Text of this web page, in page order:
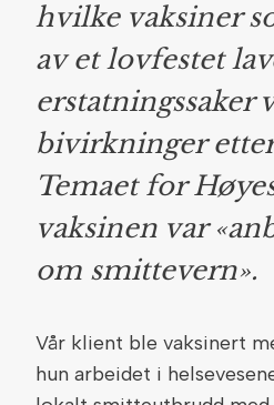
hvilke vaksiner
av et lovfestet
erstatningssaker
bivirkninger
Temaet for
vaksinen var
om smittevern».
Vår klient ble vaksinert
hun arbeidet i